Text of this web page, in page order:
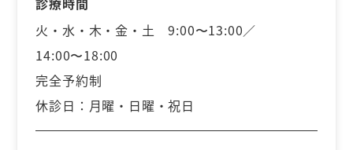
火・水・木・金・土 9:00〜13:00／
14:00〜18:00
完全予約制
休診日：月曜・日曜・祝日